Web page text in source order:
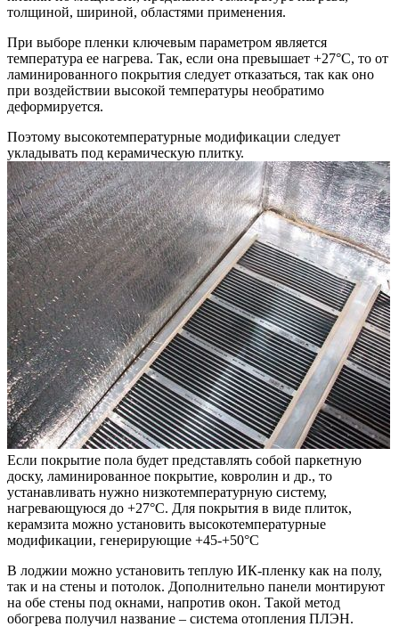
толщиной, шириной, областями применения.
При выборе пленки ключевым параметром является
температура ее нагрева. Так, если она превышает +27°С, то от
ламинированного покрытия следует отказаться, так как оно
при воздействии высокой температуры необратимо
деформируется.
Поэтому высокотемпературные модификации следует
укладывать под керамическую плитку.
Если покрытие пола будет представлять собой паркетную
доску, ламинированное покрытие, ковролин и др., то
устанавливать нужно низкотемпературную систему,
нагревающуюся до +27°С. Для покрытия в виде плиток,
керамзита можно установить высокотемпературные
модификации, генерирующие +45-+50°С
В лоджии можно установить теплую ИК-пленку как на полу,
так и на стены и потолок. Дополнительно панели монтируют
на обе стены под окнами, напротив окон. Такой метод
обогрева получил название – система отопления ПЛЭН.